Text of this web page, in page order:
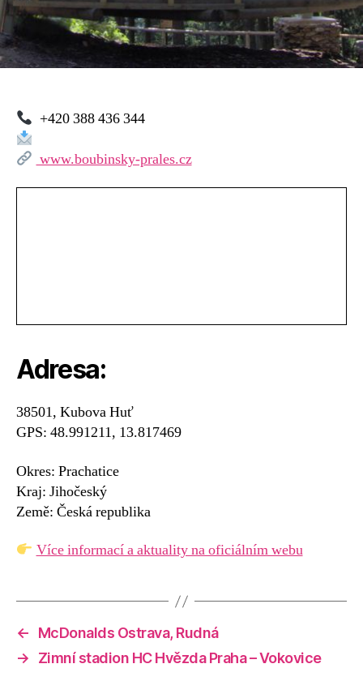
+420 388 436 344
www.boubinsky-prales.cz
Adresa:
38501, Kubova Huť
GPS: 48.991211, 13.817469
Okres: Prachatice
Kraj: Jihočeský
Země: Česká republika
Více informací a aktuality na oficiálním webu
←
McDonalds Ostrava, Rudná
→
Zimní stadion HC Hvězda Praha – Vokovice